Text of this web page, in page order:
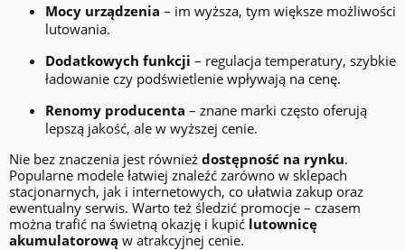
Mocy urządzenia – im wyższa, tym większe możliwości
lutowania.
Dodatkowych funkcji – regulacja temperatury, szybkie
ładowanie czy podświetlenie wpływają na cenę.
Renomy producenta – znane marki często oferują
lepszą jakość, ale w wyższej cenie.
Nie bez znaczenia jest również dostępność na rynku.
Popularne modele łatwiej znaleźć zarówno w sklepach
stacjonarnych, jak i internetowych, co ułatwia zakup oraz
ewentualny serwis. Warto też śledzić promocje – czasem
można trafić na świetną okazję i kupić lutownicę
akumulatorową w atrakcyjnej cenie.